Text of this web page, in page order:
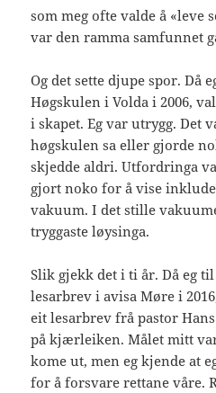
som meg ofte valde å «leve
var den ramma samfunnet
Og det sette djupe spor. Då
Høgskulen i Volda i 2006,
i skapet. Eg var utrygg. Det
høgskulen sa eller gjorde
skjedde aldri. Utfordringa
gjort noko for å vise
vakuum. I det stille
tryggaste løysinga.
Slik gjekk det i ti år. Då eg
lesarbrev i avisa Møre i
eit lesarbrev frå pastor
på kjærleiken. Målet mitt
kome ut, men eg kjende at
for å forsvare rettane våre.